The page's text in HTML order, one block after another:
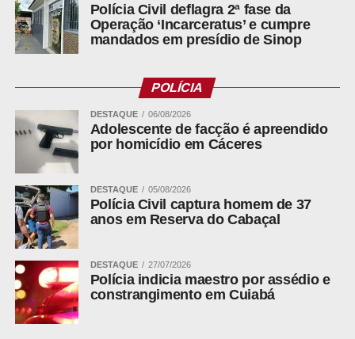
Polícia Civil deflagra 2ª fase da
Operação ‘Incarceratus’ e cumpre
mandados em presídio de Sinop
POLÍCIA
DESTAQUE 06/08/2026
Adolescente de facção é apreendido
por homicídio em Cáceres
DESTAQUE 05/08/2026
Polícia Civil captura homem de 37
anos em Reserva do Cabaçal
DESTAQUE 27/07/2026
Polícia indicia maestro por assédio e
constrangimento em Cuiabá